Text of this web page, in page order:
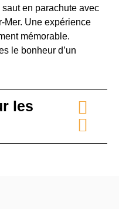
en parachute avec
Mer. Une expérience
mémorable.
le bonheur d’un
les